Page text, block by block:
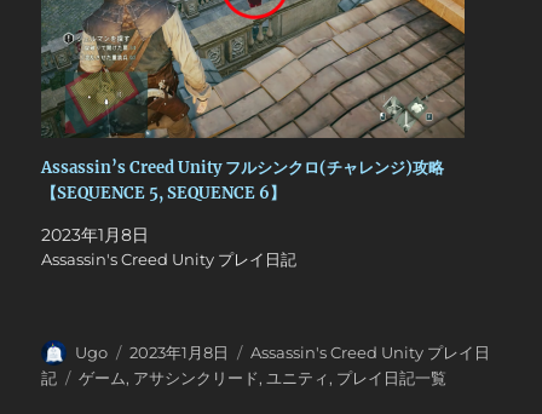
Assassin’s Creed Unity フルシンクロ(チャレンジ)攻略
【SEQUENCE 5, SEQUENCE 6】
2023年1月8日
Assassin's Creed Unity プレイ日記
投
稿
Ugo
投
稿
2023年1月8日
カ
テ
Assassin's Creed Unity プレイ日
記
タ
ゲーム, アサシンクリード, ユニティ, プレイ日記一覧